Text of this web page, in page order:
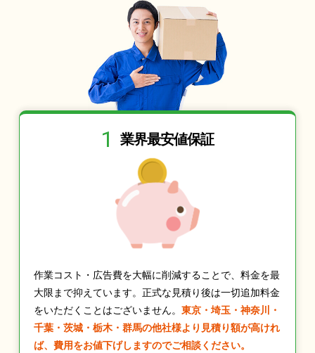
1 業界最安値保証
作業コスト・広告費を大幅に削減することで、料金を最
大限まで抑えています。正式な見積り後は一切追加料金
をいただくことはございません。 東京・埼玉・神奈川・
千葉・茨城・栃木・群馬の他社様より見積り額が高けれ
ば、費用をお値下げしますのでご相談ください。